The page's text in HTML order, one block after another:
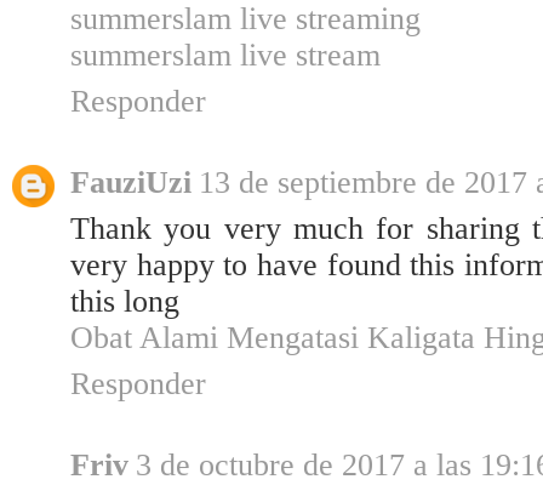
summerslam live streaming
summerslam live stream
Responder
FauziUzi 13 de septiembre de 2017
Thank you very much for sharing
very happy to have found this
this long
Obat Alami Mengatasi Kaligata
Responder
Friv 3 de octubre de 2017 a las